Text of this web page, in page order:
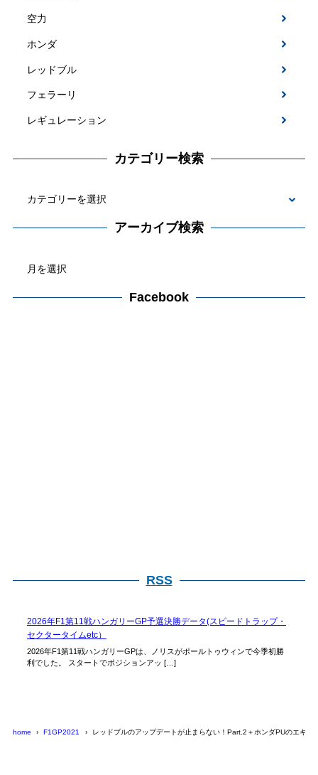
空力
ホンダ
レッドブル
フェラーリ
レギュレーション
カテゴリー検索
検
アーカイブ検索
カ
Facebook
RSS
2026年F1第11戦ハンガリーGP予選決勝データ(スピードトラップ・
セクタータイムetc）
2026年F1第11戦ハンガリーGPは、ノリスがポールトゥウィンで今季初勝
利でした。 スタートでポジションアッ […]
home F1GP2021 レッドブルのアップデートが止まらない！Part.2＋ホンダPUのエキゾ